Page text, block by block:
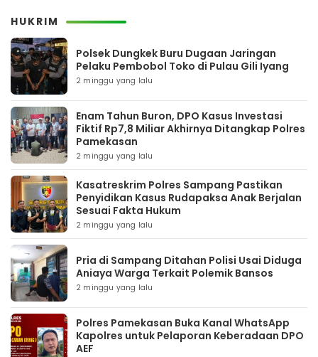
HUKRIM
Polsek Dungkek Buru Dugaan Jaringan
Pelaku Pembobol Toko di Pulau Gili Iyang
2 minggu yang lalu
Enam Tahun Buron, DPO Kasus Investasi
Fiktif Rp7,8 Miliar Akhirnya Ditangkap Polres
Pamekasan
2 minggu yang lalu
Kasatreskrim Polres Sampang Pastikan
Penyidikan Kasus Rudapaksa Anak Berjalan
Sesuai Fakta Hukum
2 minggu yang lalu
Pria di Sampang Ditahan Polisi Usai Diduga
Aniaya Warga Terkait Polemik Bansos
2 minggu yang lalu
Polres Pamekasan Buka Kanal WhatsApp
Kapolres untuk Pelaporan Keberadaan DPO
AEF